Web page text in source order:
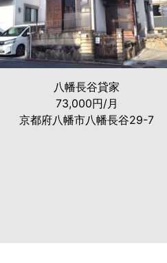
八幡長谷貸家
73,000円/月
京都府八幡市八幡長谷29-7